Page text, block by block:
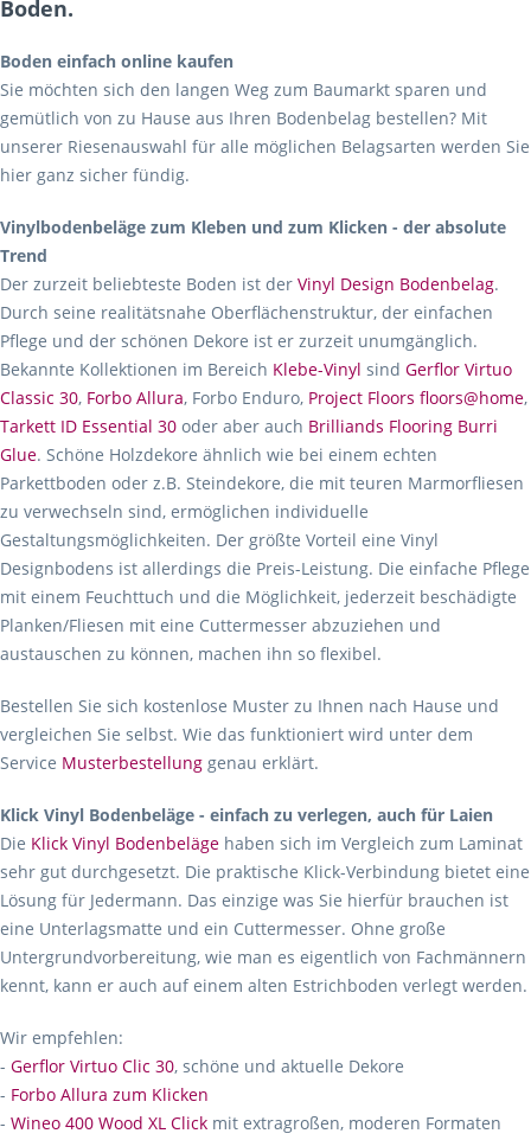
Boden.
Boden einfach online kaufen
Sie möchten sich den langen Weg zum Baumarkt sparen und
gemütlich von zu Hause aus Ihren Bodenbelag bestellen? Mit
unserer Riesenauswahl für alle möglichen Belagsarten werden Sie
hier ganz sicher fündig.
Vinylbodenbeläge zum Kleben und zum Klicken - der absolute
Trend
Der zurzeit beliebteste Boden ist der Vinyl Design Bodenbelag.
Durch seine realitätsnahe Oberflächenstruktur, der einfachen
Pflege und der schönen Dekore ist er zurzeit unumgänglich.
Bekannte Kollektionen im Bereich Klebe-Vinyl sind Gerflor Virtuo
Classic 30, Forbo Allura, Forbo Enduro, Project Floors floors@home,
Tarkett ID Essential 30 oder aber auch Brilliands Flooring Burri
Glue. Schöne Holzdekore ähnlich wie bei einem echten
Parkettboden oder z.B. Steindekore, die mit teuren Marmorfliesen
zu verwechseln sind, ermöglichen individuelle
Gestaltungsmöglichkeiten. Der größte Vorteil eine Vinyl
Designbodens ist allerdings die Preis-Leistung. Die einfache Pflege
mit einem Feuchttuch und die Möglichkeit, jederzeit beschädigte
Planken/Fliesen mit eine Cuttermesser abzuziehen und
austauschen zu können, machen ihn so flexibel.
Bestellen Sie sich kostenlose Muster zu Ihnen nach Hause und
vergleichen Sie selbst. Wie das funktioniert wird unter dem
Service Musterbestellung genau erklärt.
Klick Vinyl Bodenbeläge - einfach zu verlegen, auch für Laien
Die Klick Vinyl Bodenbeläge haben sich im Vergleich zum Laminat
sehr gut durchgesetzt. Die praktische Klick-Verbindung bietet eine
Lösung für Jedermann. Das einzige was Sie hierfür brauchen ist
eine Unterlagsmatte und ein Cuttermesser. Ohne große
Untergrundvorbereitung, wie man es eigentlich von Fachmännern
kennt, kann er auch auf einem alten Estrichboden verlegt werden.
Wir empfehlen:
- Gerflor Virtuo Clic 30, schöne und aktuelle Dekore
- Forbo Allura zum Klicken
- Wineo 400 Wood XL Click mit extragroßen, moderen Formaten